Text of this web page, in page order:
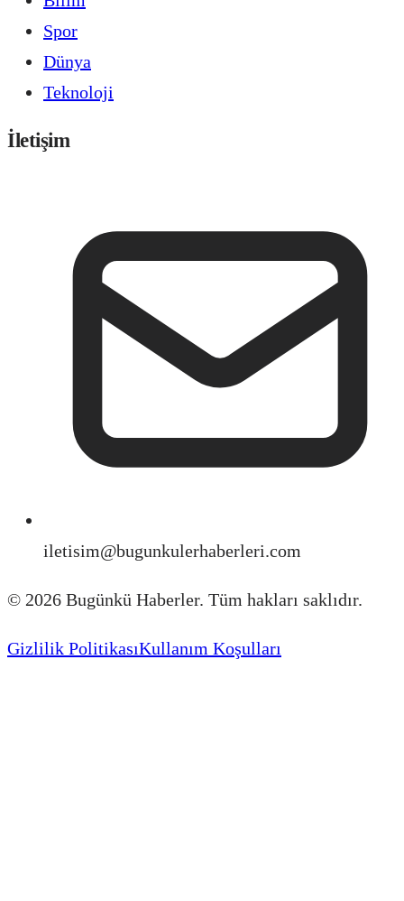
Spor
Dünya
Teknoloji
İletişim
iletisim@bugunkulerhaberleri.com
© 2026 Bugünkü Haberler. Tüm hakları saklıdır.
Gizlilik PolitikasıKullanım Koşulları